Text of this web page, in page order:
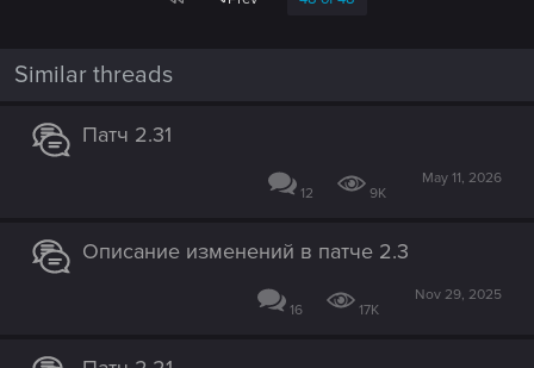
Similar threads
Патч 2.31
12 9K
May 11, 2026
Описание изменений в патче 2.3
16 17K
Nov 29, 2025